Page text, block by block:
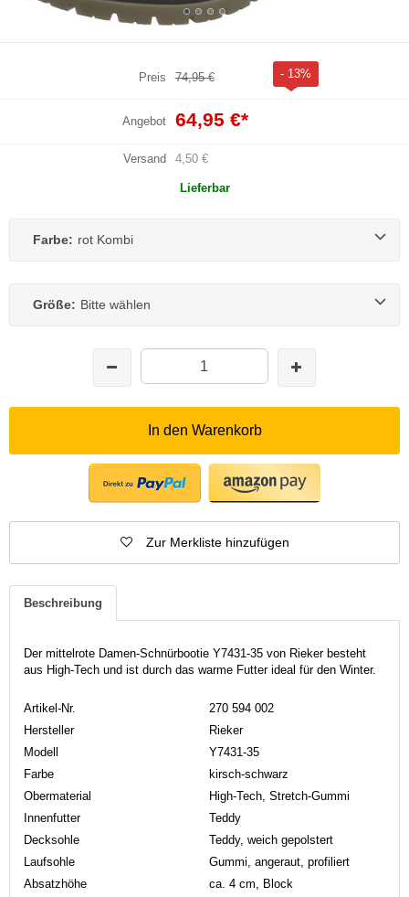
Preis 74,95 € - 13%
Angebot 64,95 €*
Versand 4,50 €
Lieferbar
Farbe: rot Kombi
Größe: Bitte wählen
In den Warenkorb
Zur Merkliste hinzufügen
Beschreibung
Der mittelrote Damen-Schnürbootie Y7431-35 von Rieker besteht
aus High-Tech und ist durch das warme Futter ideal für den Winter.
Artikel-Nr.
270 594 002
Hersteller
Rieker
Modell
Y7431-35
Farbe
kirsch-schwarz
Obermaterial
High-Tech, Stretch-Gummi
Innenfutter
Teddy
Decksohle
Teddy, weich gepolstert
Laufsohle
Gummi, angeraut, profiliert
Absatzhöhe
ca. 4 cm, Block